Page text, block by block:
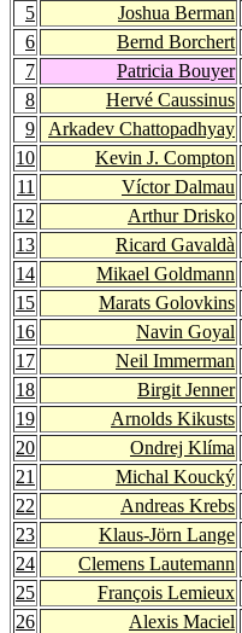
5
Joshua Berman
6
Bernd Borchert
7
Patricia Bouyer
8
Hervé Caussinus
9
Arkadev Chattopadhyay
10
Kevin J. Compton
11
Víctor Dalmau
12
Arthur Drisko
13
Ricard Gavaldà
14
Mikael Goldmann
15
Marats Golovkins
16
Navin Goyal
17
Neil Immerman
18
Birgit Jenner
19
Arnolds Kikusts
20
Ondrej Klíma
21
Michal Koucký
22
Andreas Krebs
23
Klaus-Jörn Lange
24
Clemens Lautemann
25
François Lemieux
26
Alexis Maciel